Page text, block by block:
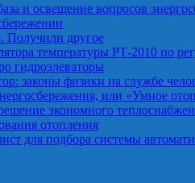
и освещение вопросов
Получили другое
температуры РТ-2010 по
гидроэлеваторы
законы физики на службе
или «Умное
экономного
отопления
для подбора системы